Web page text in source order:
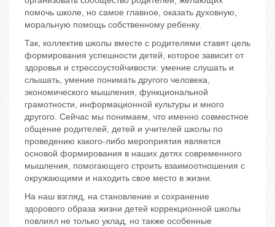
помочь школе, но самое главное, оказать духовную,
моральную помощь собственному ребенку.
Так, коллектив школы вместе с родителями ставят цель
формирования успешности детей, которое зависит от
здоровья и стрессоустойчивости: умение слушать и
слышать, умение понимать другого человека,
экономического мышления, функциональной
грамотности, информационной культуры и много
другого. Сейчас мы понимаем, что именно совместное
общение родителей, детей и учителей школы по
проведению какого-либо мероприятия является
основой формирования в наших детях современного
мышления, помогающего строить взаимоотношения с
окружающими и находить свое место в жизни.
На наш взгляд, на становление и сохранение
здорового образа жизни детей коррекционной школы
повлиял не только уклад, но также особенные